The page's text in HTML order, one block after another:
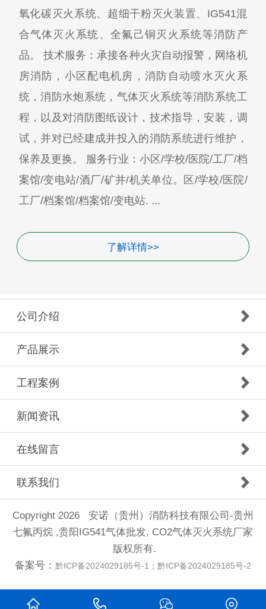
氧化碳灭火系统、超细干粉灭火装置、IG541混
合气体灭火系统、全氟己铜灭火系统等消防产
品。 技术服务：承接各种火灾自动报警，网络机
房消防，小区配电机房，消防自动喷水灭火系
统，消防水炮系统，气体灭火系统等消防系统工
程，以及对消防图纸设计，技术指导，安装，调
试，并对已经建成并投入的消防系统进行维护，
保养及更换。 服务行业：小区/学校/医院/工厂/档
案馆/变电站/酒厂/矿井/机关单位。区/学校/医院/
工厂/档案馆/档案馆/变电站. ...
了解详情>>
公司介绍
产品展示
工程案例
新闻资讯
在线留言
联系我们
Copyright 2026 安诺（贵州）消防科技有限公司-贵州
七氟丙烷 ,贵阳IG541气体批发, CO2气体灭火系统厂家
版权所有.
备案号： 黔ICP备2024029185号-1；黔ICP备2024029185号-2